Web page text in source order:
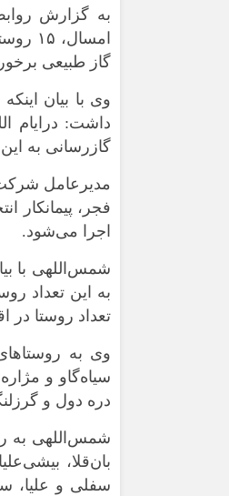
به گزارش
گاز طبیعی
گازرسانی به این روستاها نیز
اجرا می‌شود.
تعداد روستا
وی به
سیاه‌گاو و
دره دول و
شمس‌اللهی به
بان‌قلا،
سفلی و علیا،